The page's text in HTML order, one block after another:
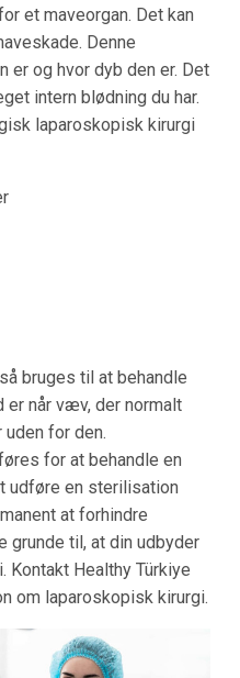
et maveorgan. Det kan
Denne
er og hvor dyb den er. Det
intern blødning du har.
laparoskopisk kirurgi
bruges til at behandle
er når væv, der normalt
for den.
for at behandle en
udføre en sterilisation
at forhindre
grunde til, at din udbyder
Healthy Türkiye
om laparoskopisk kirurgi.